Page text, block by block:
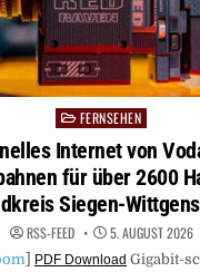
Posted
in
FERNSEHEN
Internet von
für über 2600
Siegen-
RSS-FEED 5. AUGUST 2026
PDF Download Gigabit-